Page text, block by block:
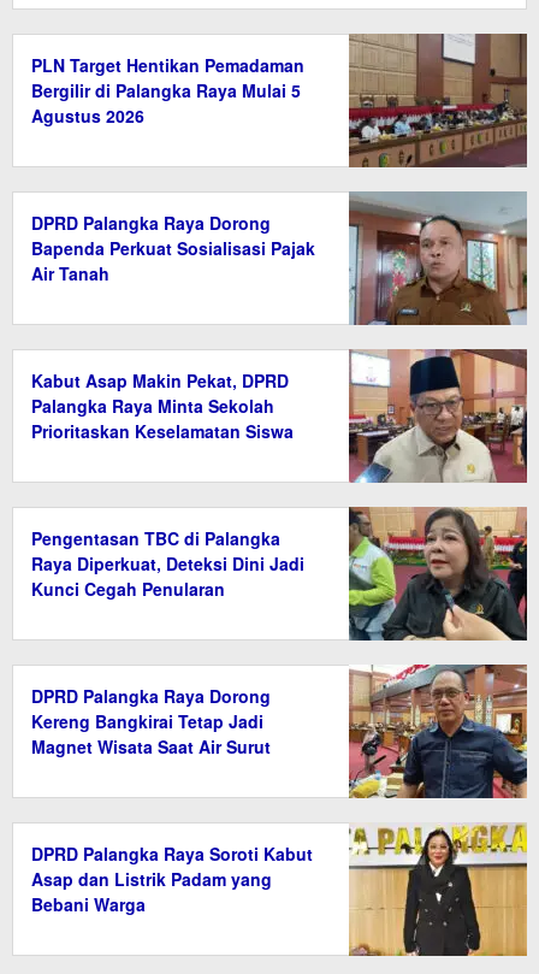
PLN Target Hentikan Pemadaman
Bergilir di Palangka Raya Mulai 5
Agustus 2026
DPRD Palangka Raya Dorong
Bapenda Perkuat Sosialisasi Pajak
Air Tanah
Kabut Asap Makin Pekat, DPRD
Palangka Raya Minta Sekolah
Prioritaskan Keselamatan Siswa
Pengentasan TBC di Palangka
Raya Diperkuat, Deteksi Dini Jadi
Kunci Cegah Penularan
DPRD Palangka Raya Dorong
Kereng Bangkirai Tetap Jadi
Magnet Wisata Saat Air Surut
DPRD Palangka Raya Soroti Kabut
Asap dan Listrik Padam yang
Bebani Warga